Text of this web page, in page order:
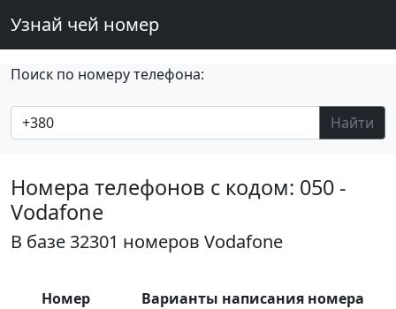
Узнай чей номер
Поиск по номеру телефона:
Найти
Номера телефонов с кодом: 050 -
Vodafone
В базе 32301 номеров Vodafone
Номер
Варианты написания номера